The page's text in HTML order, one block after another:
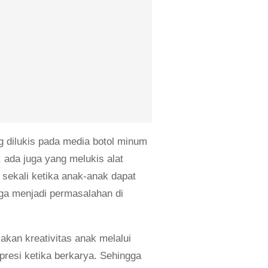
dilukis pada media botol minum
juga yang melukis alat
ketika anak-anak dapat
menjadi permasalahan di
kreativitas anak melalui
ketika berkarya. Sehingga